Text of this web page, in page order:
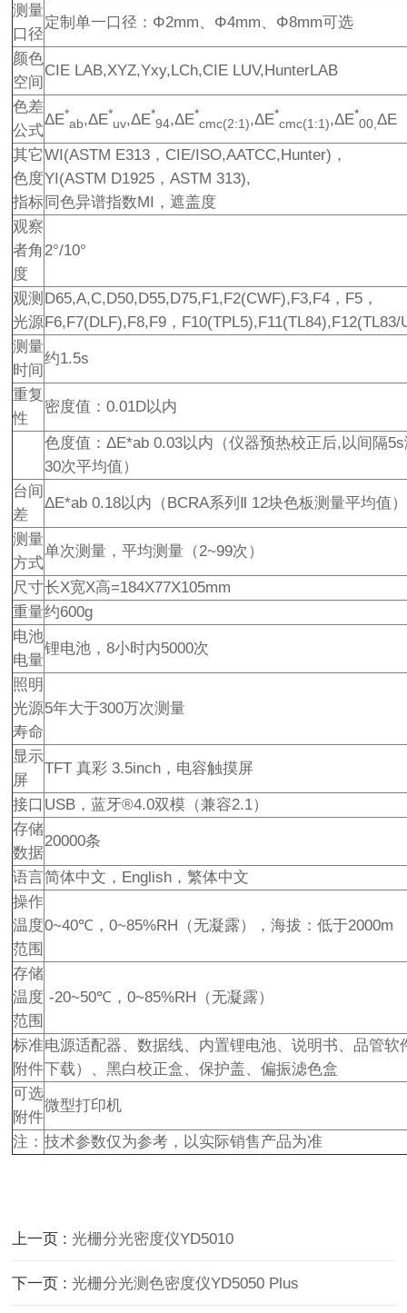
测量
口径
定制单一口径：Φ2mm、Φ4mm、Φ8mm可选
颜色
空间
CIE LAB,XYZ,Yxy,LCh,CIE LUV,HunterLAB
色差
公式
ΔE*
ab,ΔE*
uv,ΔE*
94,ΔE*
cmc(2:1),ΔE*
cmc(1:1),ΔE*
00,ΔE
其它
色度
指标
WI(ASTM E313，CIE/ISO,AATCC,Hunter)，
YI(ASTM D1925，ASTM 313),
同色异谱指数MI，遮盖度
观察
者角
度
2°/10°
观测
光源
D65,A,C,D50,D55,D75,F1,F2(CWF),F3,F4，F5，
F6,F7(DLF),F8,F9，F10(TPL5),F11(TL84),F12(TL83/
测量
时间
约1.5s
重复
性
密度值：0.01D以内
色度值：ΔE*ab 0.03以内（仪器预热校正后,以间隔
30次平均值）
台间
差
ΔE*ab 0.18以内（BCRA系列Ⅱ 12块色板测量平均值）
测量
方式
单次测量，平均测量（2~99次）
尺寸长X宽X高=184X77X105mm
重量约600g
电池
电量
锂电池，8小时内5000次
照明
光源
寿命
5年大于300万次测量
显示
屏
TFT 真彩 3.5inch，电容触摸屏
接口 USB，蓝牙®4.0双模（兼容2.1）
存储
数据
20000条
语言简体中文，English，繁体中文
操作
温度
范围
0~40℃，0~85%RH（无凝露），海拔：低于2000m
存储
温度
范围
-20~50℃，0~85%RH（无凝露）
标准
附件
电源适配器、数据线、内置锂电池、说明书、品管软
下载）、黑白校正盒、保护盖、偏振滤色盒
可选
附件
微型打印机
注： 技术参数仅为参考，以实际销售产品为准
上一页 :光栅分光密度仪YD5010
下一页 :光栅分光测色密度仪YD5050 Plus